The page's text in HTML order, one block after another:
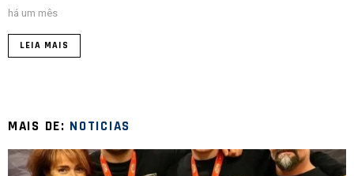
há um mês
LEIA MAIS
MAIS DE: NOTICIAS